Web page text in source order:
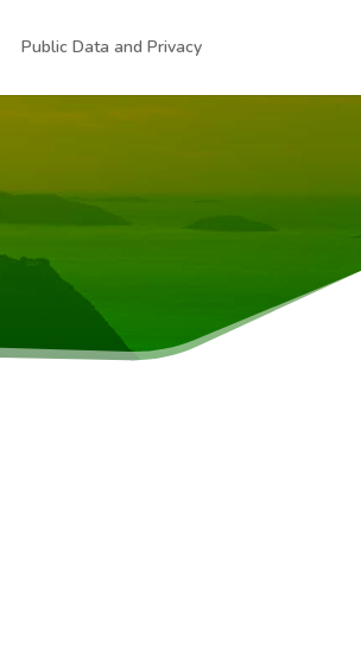
Public Data and Privacy